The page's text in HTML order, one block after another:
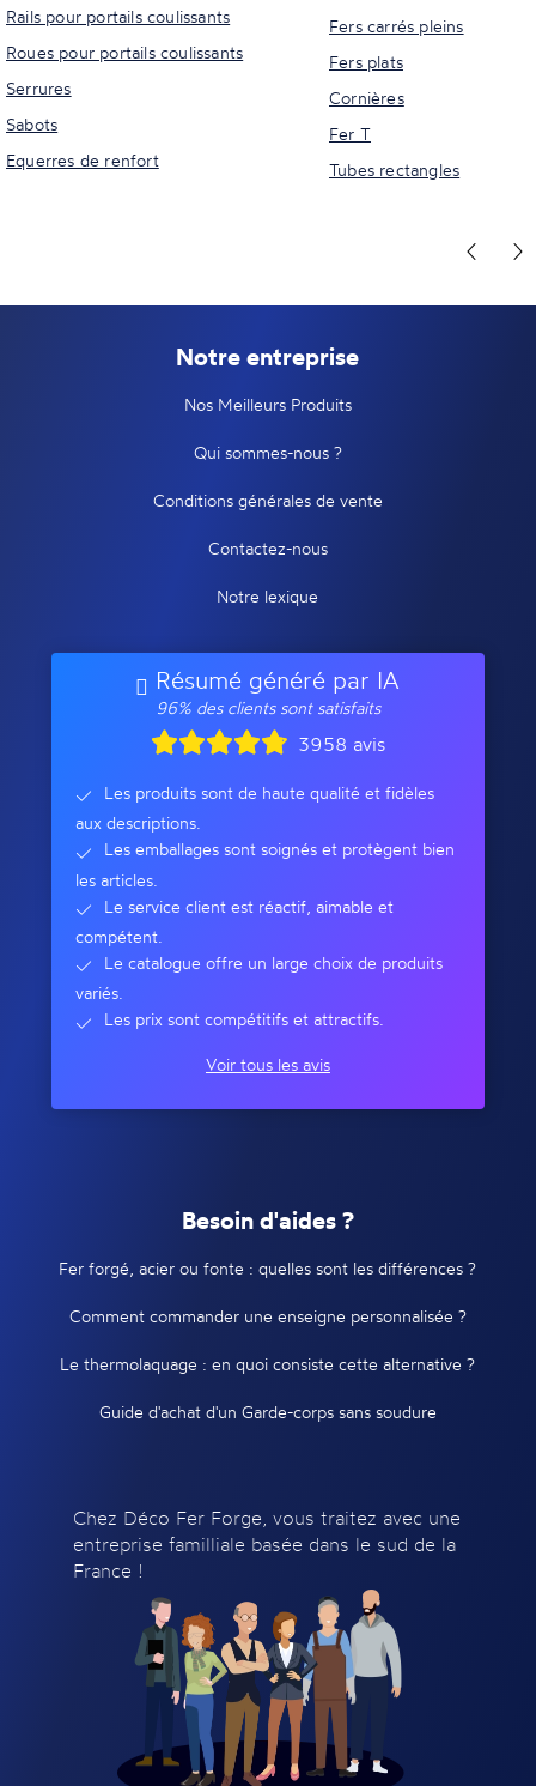
Rails pour portails coulissants
Roues pour portails coulissants
Serrures
Sabots
Equerres de renfort
Fers carrés pleins
Fers plats
Cornières
Fer T
Tubes rectangles
Notre entreprise
Nos Meilleurs Produits
Qui sommes-nous ?
Conditions générales de vente
Contactez-nous
Notre lexique
Résumé généré par IA
96% des clients sont satisfaits
3958 avis
Les produits sont de haute qualité et fidèles
aux descriptions.
Les emballages sont soignés et protègent bien
les articles.
Le service client est réactif, aimable et
compétent.
Le catalogue offre un large choix de produits
variés.
Les prix sont compétitifs et attractifs.
Voir tous les avis
Besoin d'aides ?
Fer forgé, acier ou fonte : quelles sont les différences ?
Comment commander une enseigne personnalisée ?
Le thermolaquage : en quoi consiste cette alternative ?
Guide d'achat d'un Garde-corps sans soudure
Chez Déco Fer Forge, vous traitez avec une
entreprise familliale basée dans le sud de la
France !